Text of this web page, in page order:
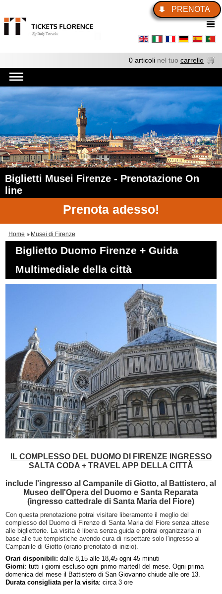
0 articoli nel tuo carrello
Biglietti Musei Firenze - Prenotazione On
line
Prenota adesso!
Home Musei di Firenze
Biglietto Duomo Firenze + Guida
Multimediale della città
IL COMPLESSO DEL DUOMO DI FIRENZE INGRESSO
SALTA CODA + TRAVEL APP DELLA CITTÀ
include l'ingresso al Campanile di Giotto, al Battistero, al
Museo dell'Opera del Duomo e Santa Reparata
(ingresso cattedrale di Santa Maria del Fiore)
Con questa prenotazione potrai visitare liberamente il meglio del
complesso del Duomo di Firenze di Santa Maria del Fiore senza attese
alle biglietterie. La visita è libera senza guida e potrai organizzarla in
base alle tue tempistiche avendo cura di rispettare solo l'ingresso al
Campanile di Giotto (orario prenotato di inizio).
Orari disponibili:dalle 8,15 alle 18,45 ogni 45 minuti
Giorni: tutti i giorni escluso ogni primo martedì del mese. Ogni prima
domenica del mese il Battistero di San Giovanno chiude alle ore 13.
Durata consigliata per la visita: circa 3 ore
PRENOTA